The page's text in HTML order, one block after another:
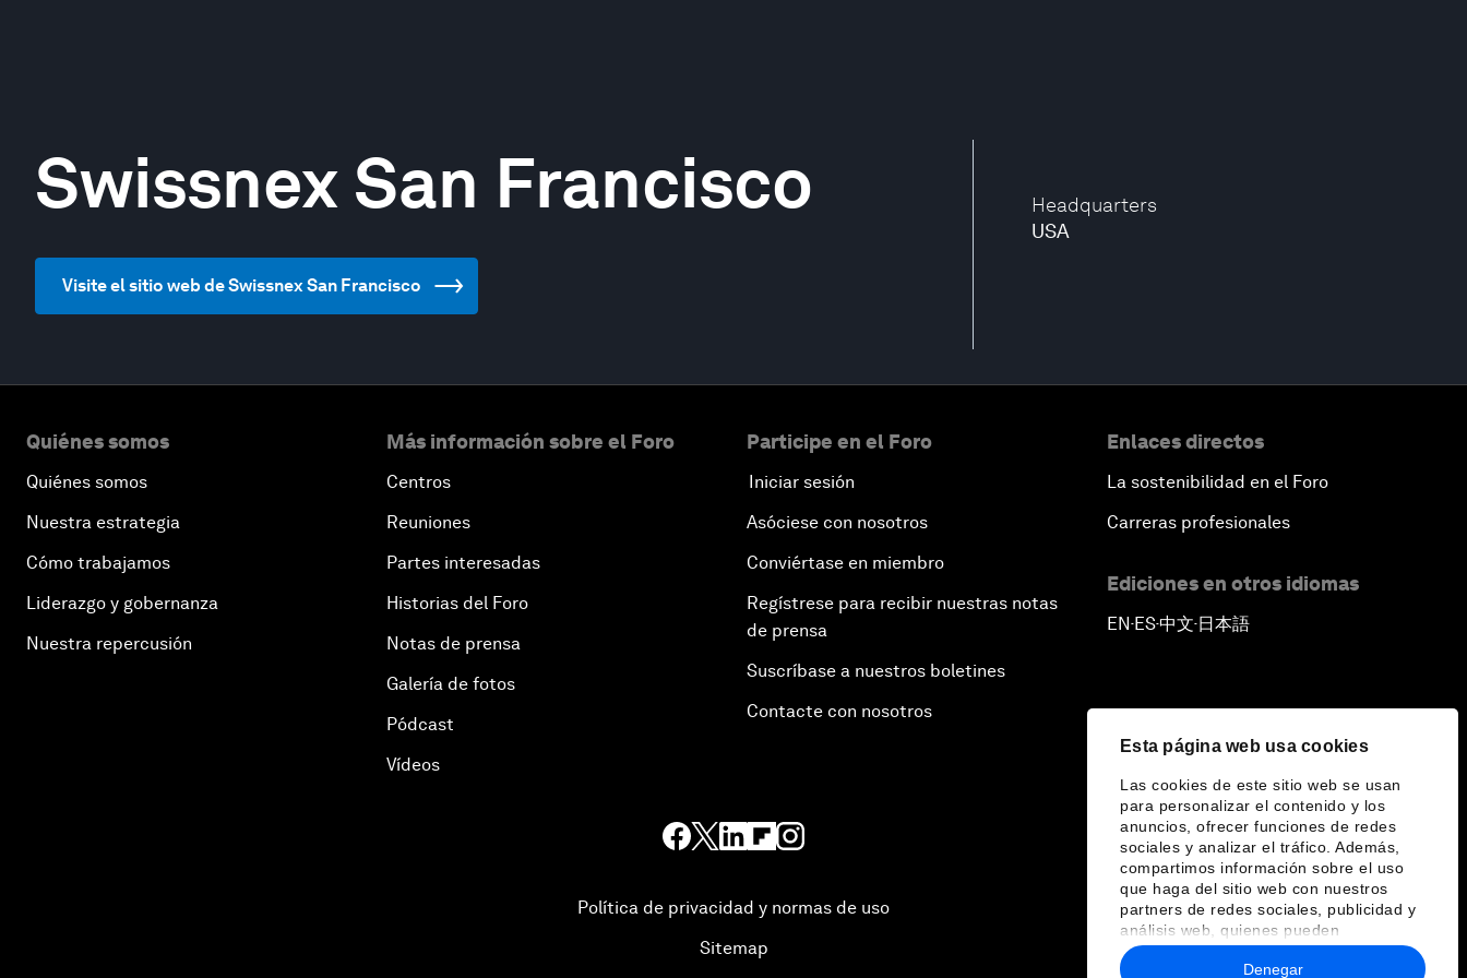
Esta página web usa cookies
Las cookies de este sitio web se usan
para personalizar el contenido y los
anuncios, ofrecer funciones de redes
sociales y analizar el tráfico. Además,
compartimos información sobre el uso
que haga del sitio web con nuestros
partners de redes sociales, publicidad y
análisis web, quienes pueden
combinarla con otra información que les
haya proporcionado o que hayan
Denegar
Headquarters
USA
Swissnex San Francisco
Visite el sitio web de Swissnex San Francisco
Quiénes somos
Quiénes somos
Nuestra estrategia
Cómo trabajamos
Liderazgo y gobernanza
Nuestra repercusión
Más información sobre el Foro
Centros
Reuniones
Partes interesadas
Historias del Foro
Notas de prensa
Galería de fotos
Pódcast
Vídeos
Participe en el Foro
Iniciar sesión
Asóciese con nosotros
Conviértase en miembro
Regístrese para recibir nuestras notas
de prensa
Suscríbase a nuestros boletines
Contacte con nosotros
Enlaces directos
La sostenibilidad en el Foro
Carreras profesionales
Ediciones en otros idiomas
EN▪ES▪中文▪ 日本語
Política de privacidad y normas de uso
Sitemap